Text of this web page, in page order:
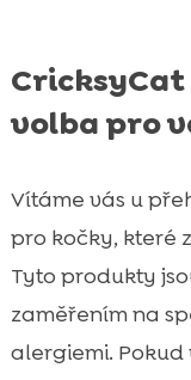
volba pro
Vítáme vás u
pro kočky, které
Tyto produkty
zaměřením na
alergiemi.